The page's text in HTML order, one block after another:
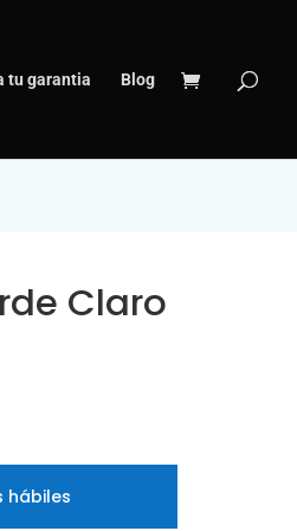
tu garantia Blog
Claro
hábiles